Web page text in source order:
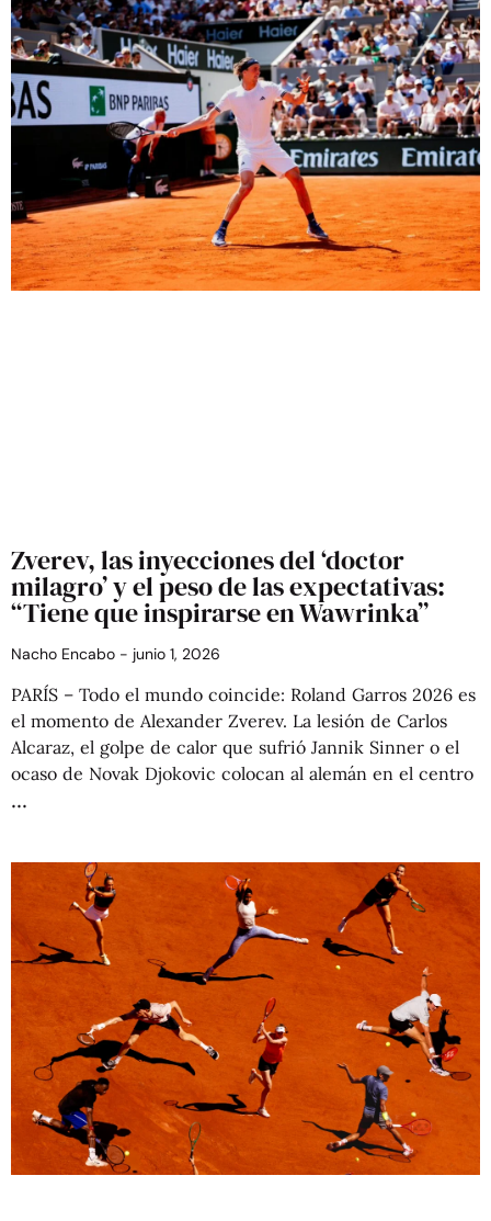
Zverev, las inyecciones del ‘doctor
milagro’ y el peso de las expectativas:
“Tiene que inspirarse en Wawrinka”
Nacho Encabo junio 1, 2026
PARÍS – Todo el mundo coincide: Roland Garros 2026 es
el momento de Alexander Zverev. La lesión de Carlos
Alcaraz, el golpe de calor que sufrió Jannik Sinner o el
ocaso de Novak Djokovic colocan al alemán en el centro